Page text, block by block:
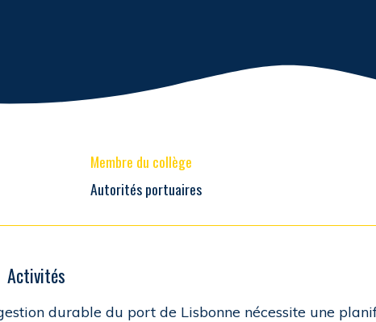
Membre du collège
Autorités portuaires
Activités
durable du port de Lisbonne nécessite une